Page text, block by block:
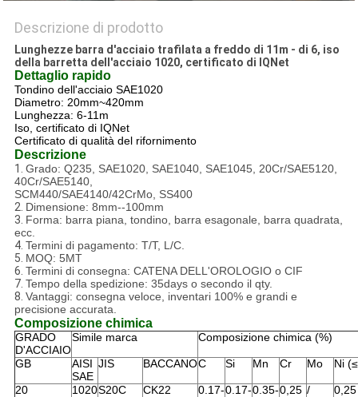
Descrizione di prodotto
Lunghezze barra d'acciaio trafilata a freddo di 11m - di 6, iso
della barretta dell'acciaio 1020, certificato di IQNet
Dettaglio rapido
Tondino dell'acciaio SAE1020
Diametro: 20mm~420mm
Lunghezza: 6-11m
Iso, certificato di IQNet
Certificato di qualità del rifornimento
Descrizione
1. Grado: Q235, SAE1020, SAE1040, SAE1045, 20Cr/SAE5120,
40Cr/SAE5140,
SCM440/SAE4140/42CrMo, SS400
2. Dimensione: 8mm--100mm
3. Forma: barra piana, tondino, barra esagonale, barra quadrata,
ecc.
4. Termini di pagamento: T/T, L/C.
5. MOQ: 5MT
6. Termini di consegna: CATENA DELL'OROLOGIO o CIF
7. Tempo della spedizione: 35days o secondo il qty.
8. Vantaggi: consegna veloce, inventari 100% e grandi e
precisione accurata.
Composizione chimica
GRADO
D'ACCIAIO
Simile marca Composizione chimica (%)
GB
AISI
SAE
JIS BACCANOC Si Mn Cr Mo Ni
20 1020S20C CK22
0.17-0.17-0.35-0,25 / 0,25